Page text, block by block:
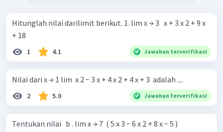
Hitunglah nilai darilimit berikut. 1. lim x → 3 ​ ​ x + 3 x 2 + 9 x
+ 18 ​ ​ ​
1 4.1 Jawaban terverifikasi
Nilai dari x → 1 lim ​ x 2 − 3 x + 4 x 2 + 4 x + 3 ​ adalah ....
2 5.0 Jawaban terverifikasi
Tentukan nilai ​ ​ b . lim x → 7 ​ ( 5 x 3 − 6 x 2 + 8 x − 5 ) ​